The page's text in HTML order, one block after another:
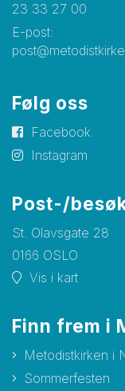
23 33 27 00
E-post:
Følg oss
Facebook
Instagram
Post-/
St. Olavsgate 28
0166 OSLO
Vis i kart
Finn frem i
Metodistkirken i
Sommerfesten